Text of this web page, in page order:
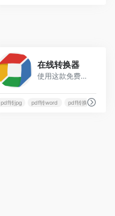
在线转换器
使用这款免费快速在线转换器. 将pdf, 图像, 视频, 文档, 音频, 电子书及压缩等文件格式转换为其他格式。现支持超过20200多种不同格式转换。
pdf转jpg pdf转word pdf转换器